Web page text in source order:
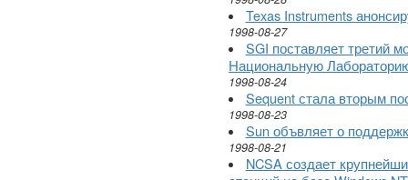
Texas Instruments
1998-08-27
SGI поставляет третий
Национальную
1998-08-24
Sequent стала вторым
1998-08-23
Sun объвляет о
1998-08-21
NCSA создает